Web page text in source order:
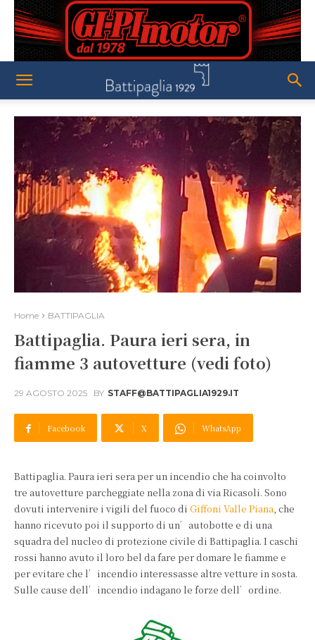
Home BATTIPAGLIA
Battipaglia. Paura ieri sera, in
fiamme 3 autovetture (vedi foto)
29 AGOSTO 2025 BY STAFF@BATTIPAGLIA1929.IT
Facebook X WhatsApp
Battipaglia. Paura ieri sera per un incendio che ha coinvolto
tre autovetture parcheggiate nella zona di via Ricasoli. Sono
dovuti intervenire i vigili del fuoco di Giffoni Valle Piana, che
hanno ricevuto poi il supporto di un’autobotte e di una
squadra del nucleo di protezione civile di Battipaglia. I caschi
rossi hanno avuto il loro bel da fare per domare le fiamme e
per evitare che l’incendio interessasse altre vetture in sosta.
Sulle cause dell’incendio indagano le forze dell’ordine.